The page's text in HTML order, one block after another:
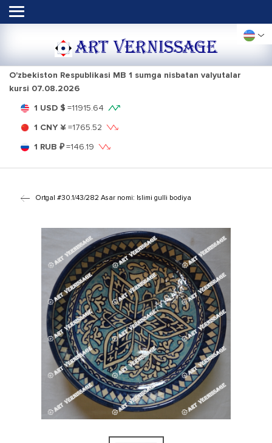
ART VERNISSAGE
O'zbekiston Respublikasi MB 1 sumga nisbatan valyutalar
kursi 07.08.2026
1 USD $ =11915.64
1 CNY ¥ =1765.52
1 RUB ₽=146.19
Ortga| #30.1/43/282 Asar nomi: Islimi gulli bodiya